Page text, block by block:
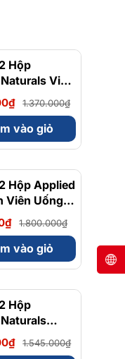
Hộp
Viên
Dễ Dàng
Dịu Nhẹ Cho
Viên
1.370.000₫
vào giỏ
- 36%
Hộp Applied
Viên Uống
Giới 120
1.800.000₫
vào giỏ
Hộp
900mg
Và
1.545.000₫